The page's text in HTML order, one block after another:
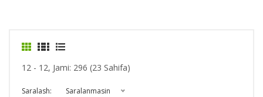
12 - 12, Jami: 296 (23 Sahifa)
Saralash: Saralanmasin